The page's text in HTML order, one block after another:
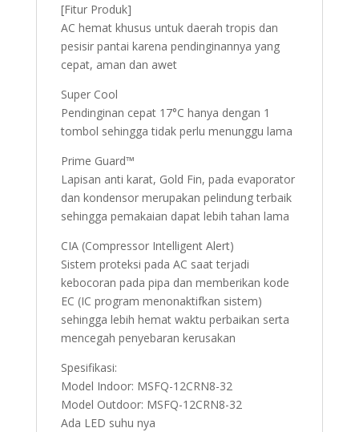
[Fitur Produk]
AC hemat khusus untuk daerah tropis dan
pesisir pantai karena pendinginannya yang
cepat, aman dan awet
Super Cool
Pendinginan cepat 17°C hanya dengan 1
tombol sehingga tidak perlu menunggu lama
Prime Guard™
Lapisan anti karat, Gold Fin, pada evaporator
dan kondensor merupakan pelindung terbaik
sehingga pemakaian dapat lebih tahan lama
CIA (Compressor Intelligent Alert)
Sistem proteksi pada AC saat terjadi
kebocoran pada pipa dan memberikan kode
EC (IC program menonaktifkan sistem)
sehingga lebih hemat waktu perbaikan serta
mencegah penyebaran kerusakan
Spesifikasi:
Model Indoor: MSFQ-12CRN8-32
Model Outdoor: MSFQ-12CRN8-32
Ada LED suhu nya